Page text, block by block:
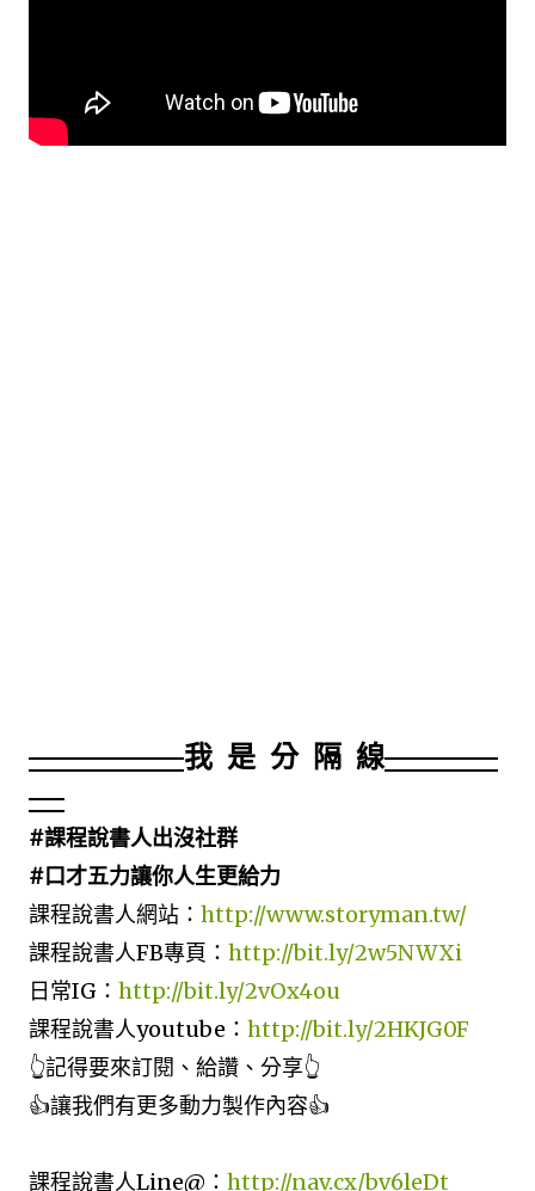
我 是 分 隔 線
#課程說書人出沒社群
#口才五力讓你人生更給力
課程說書人網站： http://www.storyman.tw/
課程說書人FB專頁： http://bit.ly/2w5NWXi
日常IG： http://bit.ly/2vOx4ou
課程說書人youtube： http://bit.ly/2HKJG0F
👆記得要來訂閱、給讚、分享👆
👍讓我們有更多動力製作內容👍
課程說書人Line@： http://nav.cx/bv6leDt